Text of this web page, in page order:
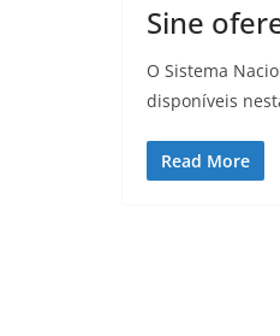
Sine
O Sistema
disponíveis
Read More